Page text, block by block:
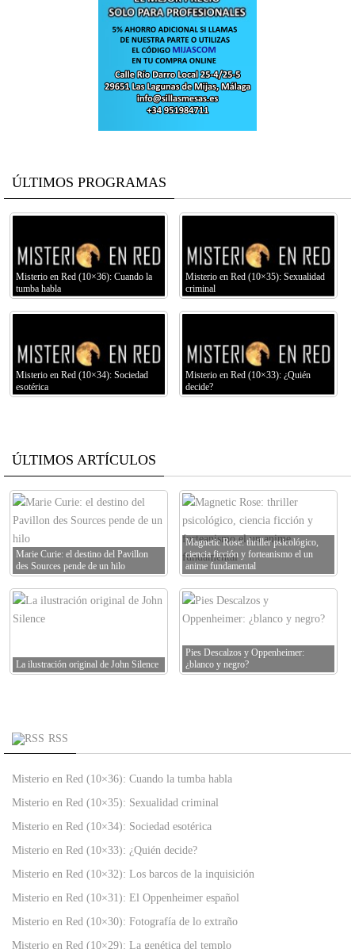
ÚLTIMOS PROGRAMAS
Misterio en Red (10×36): Cuando la
tumba habla
Misterio en Red (10×35): Sexualidad
criminal
Misterio en Red (10×34): Sociedad
esotérica
Misterio en Red (10×33): ¿Quién
decide?
ÚLTIMOS ARTÍCULOS
Marie Curie: el destino del Pavillon
des Sources pende de un hilo
Magnetic Rose: thriller psicológico,
ciencia ficción y forteanismo el un
anime fundamental
La ilustración original de John Silence
Pies Descalzos y Oppenheimer:
¿blanco y negro?
RSS
Misterio en Red (10×36): Cuando la tumba habla
Misterio en Red (10×35): Sexualidad criminal
Misterio en Red (10×34): Sociedad esotérica
Misterio en Red (10×33): ¿Quién decide?
Misterio en Red (10×32): Los barcos de la inquisición
Misterio en Red (10×31): El Oppenheimer español
Misterio en Red (10×30): Fotografía de lo extraño
Misterio en Red (10×29): La genética del templo